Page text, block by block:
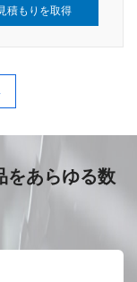
積もりを取得
をあらゆる数